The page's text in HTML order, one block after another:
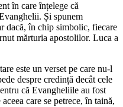
în care înțelege că
Și spunem
dacă, în chip simbolic, fiecare
mărturia apostolilor. Luca a
este un verset pe care nu-l
despre credință decât cele
că Evangheliile au fost
care se petrece, în taină,